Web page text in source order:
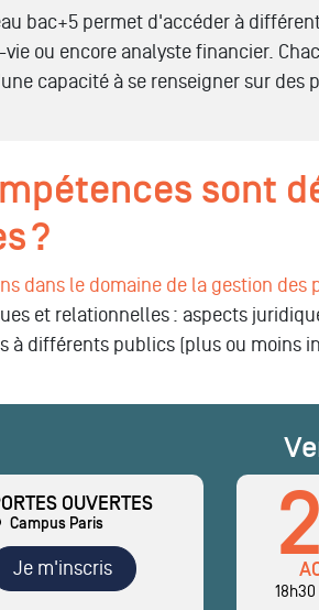
bac+5 permet d'accéder à
ou encore analyste financier.
capacité à se renseigner sur des
sont
?
dans le domaine de la gestion des
et relationnelles : aspects
à différents publics (plus ou moins
OUVERTES
Campus Paris
Je m'inscris
18h30